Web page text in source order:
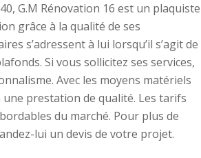
G.M Rénovation 16 est un plaquiste
grâce à la qualité de ses
s’adressent à lui lorsqu’il s’agit de
Si vous sollicitez ses services,
Avec les moyens matériels
prestation de qualité. Les tarifs
du marché. Pour plus de
lui un devis de votre projet.